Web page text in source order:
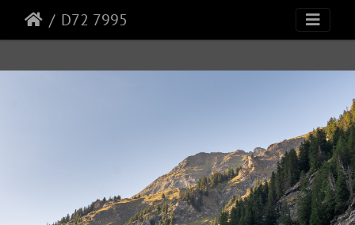
D72 7995